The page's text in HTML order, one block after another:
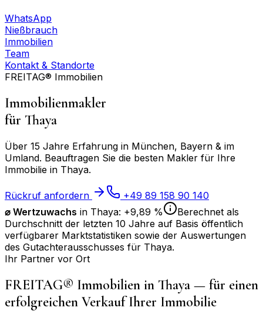
WhatsApp
Nießbrauch
Immobilien
Team
Kontakt & Standorte
FREITAG® Immobilien
Immobilienmakler
für Thaya
Über 15 Jahre Erfahrung in München, Bayern & im
Umland. Beauftragen Sie die besten Makler für Ihre
Immobilie in Thaya.
Rückruf anfordern
+49 89 158 90 140
⌀ Wertzuwachs in Thaya: +9,89 %
Berechnet als
Durchschnitt der letzten 10 Jahre auf Basis öffentlich
verfügbarer Marktstatistiken sowie der Auswertungen
des Gutachterausschusses für Thaya.
Ihr Partner vor Ort
FREITAG® Immobilien in Thaya — für einen
erfolgreichen Verkauf Ihrer Immobilie